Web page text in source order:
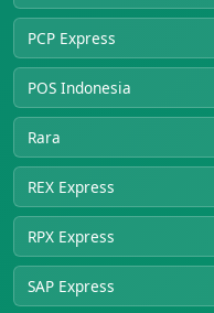
PCP Express
POS Indonesia
Rara
REX Express
RPX Express
SAP Express